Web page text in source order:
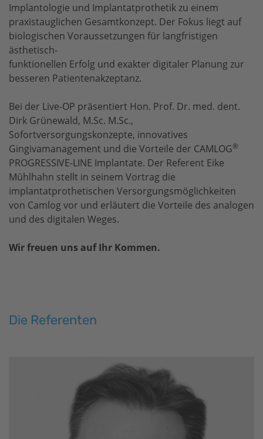
Implantologie und Implantatprothetik zu einem
praxistauglichen Gesamtkonzept. Der Fokus liegt auf
biologischen Voraussetzungen für langfristigen
ästhetisch-
funktionellen Erfolg und exakter digitaler Planung zur
besseren Patientenakzeptanz.
Bei der Live-OP präsentiert Hon. Prof. Dr. med. dent.
Dirk Grünewald, M.Sc. M.Sc.,
Sofortversorgungskonzepte, innovatives
Gingivamanagement und die Vorteile der CAMLOG®
PROGRESSIVE-LINE Implantate. Der Referent Eike
Mühlhahn stellt in seinem Vortrag die
implantatprothetischen Versorgungsmöglichkeiten
von Camlog vor und erläutert die Vorteile des analogen
und des digitalen Weges.
Wir freuen uns auf Ihr Kommen.
Die Referenten